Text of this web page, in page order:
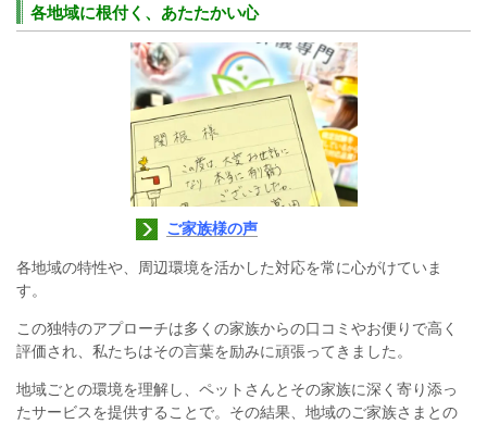
各地域に根付く、あたたかい心
ご家族様の声
各地域の特性や、周辺環境を活かした対応を常に心がけていま
す。
この独特のアプローチは多くの家族からの口コミやお便りで高く
評価され、私たちはその言葉を励みに頑張ってきました。
地域ごとの環境を理解し、ペットさんとその家族に深く寄り添っ
たサービスを提供することで。その結果、地域のご家族さまとの